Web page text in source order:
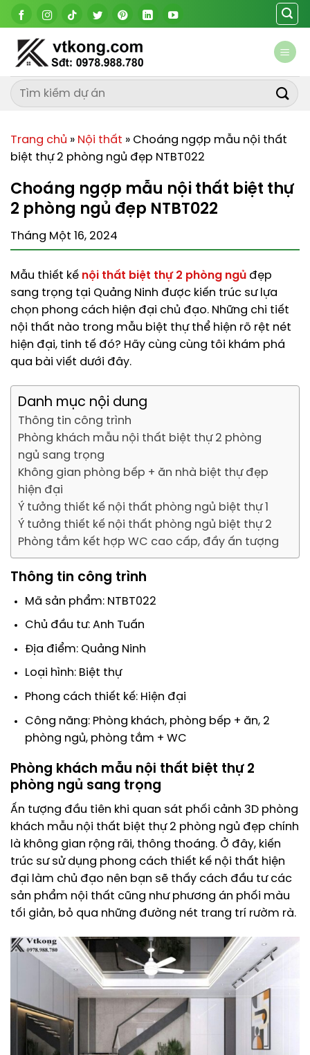
Chuyển
đến
dung
Trang chủ » Nội thất » Choáng ngợp mẫu nội thất
biệt thự 2 phòng ngủ đẹp NTBT022
Choáng ngợp mẫu nội thất biệt thự
2 phòng ngủ đẹp NTBT022
Tháng Một 16, 2024
Mẫu thiết kế nội thất biệt thự 2 phòng ngủ đẹp
sang trọng tại Quảng Ninh được kiến trúc sư lựa
chọn phong cách hiện đại chủ đạo. Những chi tiết
nội thất nào trong mẫu biệt thự thể hiện rõ rệt nét
hiện đại, tinh tế đó? Hãy cùng cùng tôi khám phá
qua bài viết dưới đây.
Danh mục nội dung
Thông tin công trình
Phòng khách mẫu nội thất biệt thự 2 phòng
ngủ sang trọng
Không gian phòng bếp + ăn nhà biệt thự đẹp
hiện đại
Ý tưởng thiết kế nội thất phòng ngủ biệt thự 1
Ý tưởng thiết kế nội thất phòng ngủ biệt thự 2
Phòng tắm kết hợp WC cao cấp, đầy ấn tượng
Thông tin công trình
Mã sản phẩm: NTBT022
Chủ đầu tư: Anh Tuấn
Địa điểm: Quảng Ninh
Loại hình: Biệt thự
Phong cách thiết kế: Hiện đại
Công năng: Phòng khách, phòng bếp + ăn, 2
phòng ngủ, phòng tắm + WC
Phòng khách mẫu nội thất biệt thự 2
phòng ngủ sang trọng
Ấn tượng đầu tiên khi quan sát phối cảnh 3D phòng
khách mẫu nội thất biệt thự 2 phòng ngủ đẹp chính
là không gian rộng rãi, thông thoáng. Ở đây, kiến
trúc sư sử dụng phong cách thiết kế nội thất hiện
đại làm chủ đạo nên bạn sẽ thấy cách đầu tư các
sản phẩm nội thất cũng như phương án phối màu
tối giản, bỏ qua những đường nét trang trí rườm rà.